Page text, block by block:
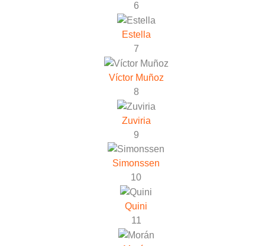
6
Estella
7
Víctor Muñoz
8
Zuviria
9
Simonssen
10
Quini
11